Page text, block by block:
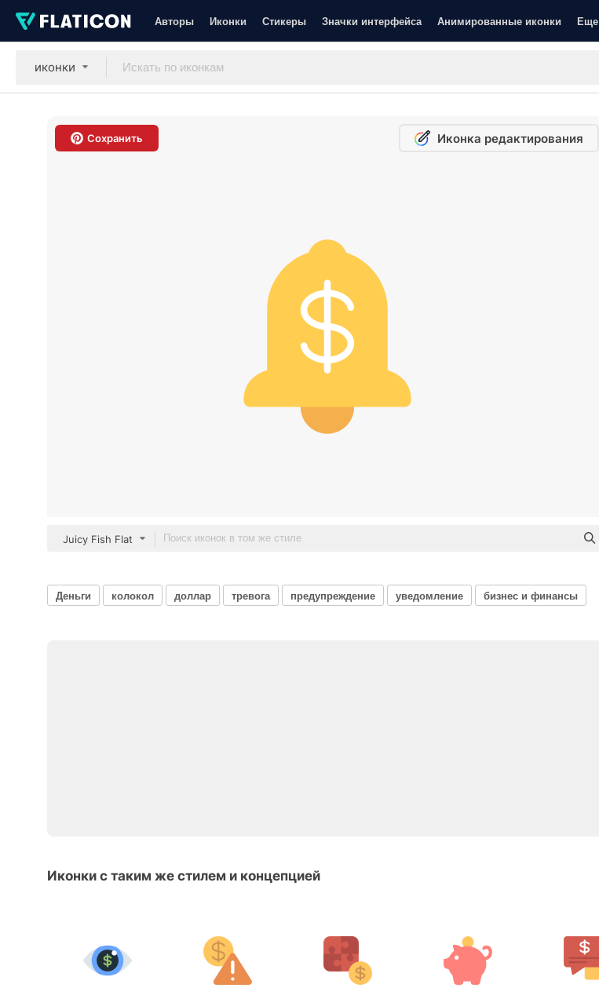
Авторы Иконки Стикеры Значки интерфейса Анимированные иконки Еще
иконки
Сохранить Иконка редактирования
Juicy Fish Flat
Деньги колокол доллар тревога предупреждение уведомление бизнес и финансы
Иконки с таким же стилем и концепцией